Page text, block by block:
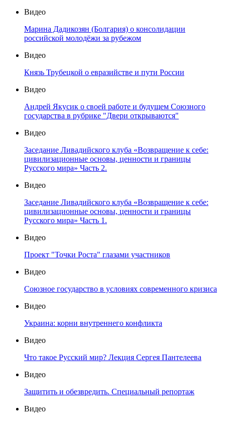
Видео
Марина Дадикозян (Болгария) о консолидации
российской молодёжи за рубежом
Видео
Князь Трубецкой о евразийстве и пути России
Видео
Андрей Якусик о своей работе и будущем Союзного
государства в рубрике "Двери открываются"
Видео
Заседание Ливадийского клуба «Возвращение к себе:
цивилизационные основы, ценности и границы
Русского мира» Часть 2.
Видео
Заседание Ливадийского клуба «Возвращение к себе:
цивилизационные основы, ценности и границы
Русского мира» Часть 1.
Видео
Проект "Точки Роста" глазами участников
Видео
Союзное государство в условиях современного кризиса
Видео
Украина: корни внутреннего конфликта
Видео
Что такое Русский мир? Лекция Сергея Пантелеева
Видео
Защитить и обезвредить. Специальный репортаж
Видео